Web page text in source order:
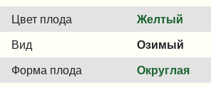
Цвет плода Желтый
Вид Озимый
Форма плода Округлая